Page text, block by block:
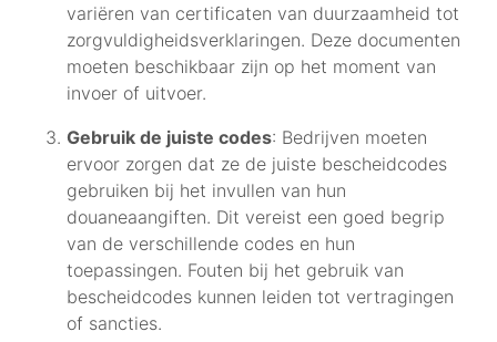
variëren van certificaten van duurzaamheid tot
zorgvuldigheidsverklaringen. Deze documenten
moeten beschikbaar zijn op het moment van
invoer of uitvoer.
Gebruik de juiste codes: Bedrijven moeten
ervoor zorgen dat ze de juiste bescheidcodes
gebruiken bij het invullen van hun
douaneaangiften. Dit vereist een goed begrip
van de verschillende codes en hun
toepassingen. Fouten bij het gebruik van
bescheidcodes kunnen leiden tot vertragingen
of sancties.